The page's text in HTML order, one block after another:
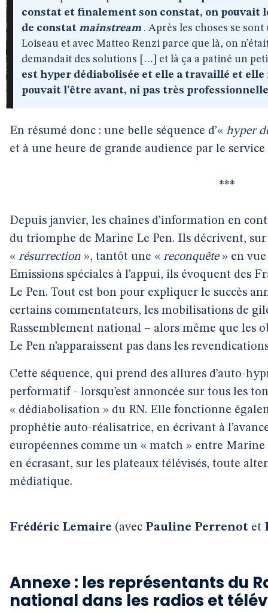
constat et finalement son constat, on pouvait
de constat mainstream . Après les choses se
Loiseau et avec Matteo Renzi parce que là, on
demandait des solutions […] et là ça a patiné un
est hyper dédiabolisée et elle a travaillé et elle
pouvait l’être avant, ni pas très
En résumé donc : une belle séquence d’« hyper
et à une heure de grande audience par le
***
Depuis janvier, les chaînes d’information en
du triomphe de Marine Le Pen. Ils décrivent,
« résurrection », tantôt une « reconquête» en vue
Emissions spéciales à l’appui, ils évoquent des
Le Pen. Tout est bon pour expliquer le succès
certains commentateurs, les mobilisations de
Rassemblement national – alors même que les
Le Pen n’apparaissent pas dans les
Cette séquence, qui prend des allures d’auto-
performatif - lorsqu’est annoncée sur tous les
« dédiabolisation » du RN. Elle fonctionne
prophétie auto-réalisatrice, en écrivant à
européennes comme un « match » entre
en écrasant, sur les plateaux télévisés, toute
médiatique.
Frédéric Lemaire (avec Pauline Perrenot et
Annexe : les représentants du
national dans les radios et